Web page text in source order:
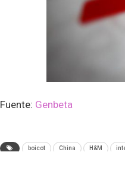
Fuente: Genbeta
boicot China H&M